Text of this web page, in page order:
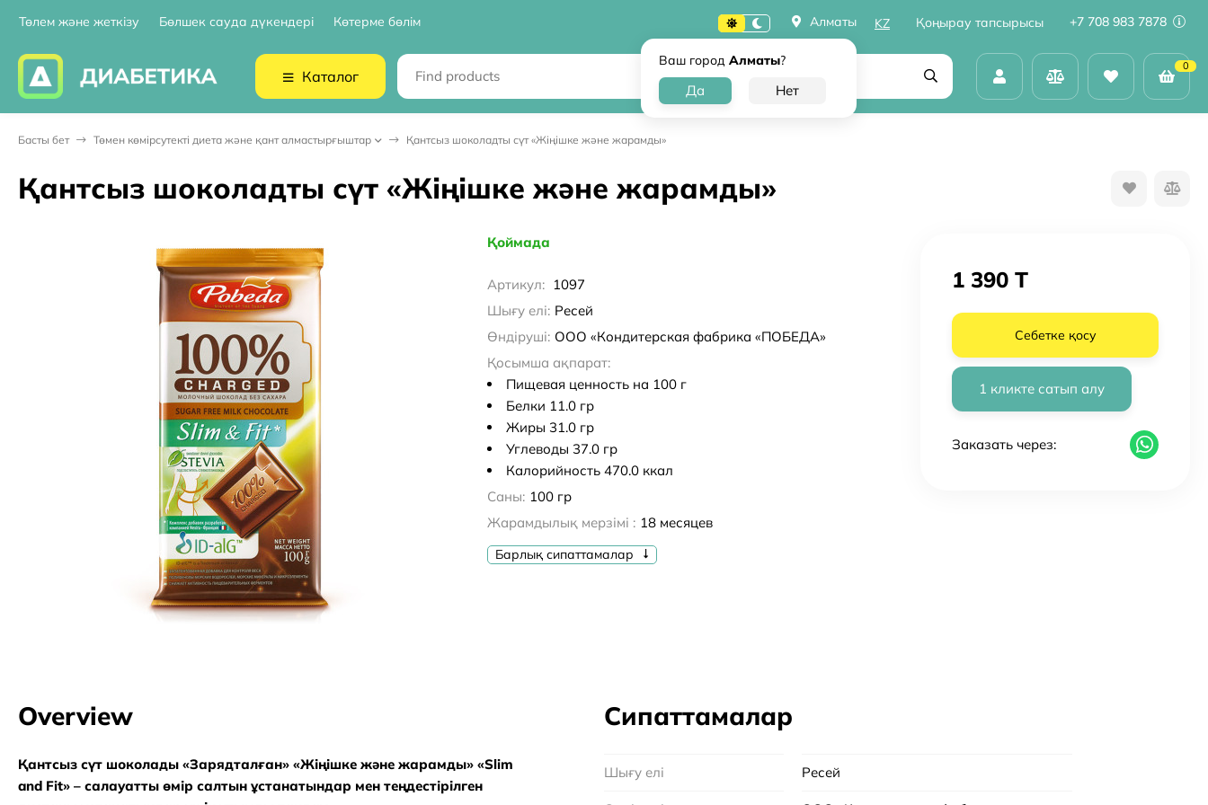
Төлем және жеткізу Бөлшек сауда дүкендері Көтерме бөлім Алматы
Ваш город Алматы?
KZ Қоңырау тапсырысы +7 708 983 7878
Каталог
0
Басты бет Төмен көмірсутекті диета және қант алмастырғыштар Қантсыз шоколадты сүт «Жіңішке және жарамды»
Қантсыз шоколадты сүт «Жіңішке және жарамды»
Қоймада
Артикул: 1097
Шығу елі: Ресей
Өндіруші: ООО «Кондитерская фабрика «ПОБЕДА»
Қосымша ақпарат:
Пищевая ценность на 100 г
Белки 11.0 гр
Жиры 31.0 гр
Углеводы 37.0 гр
Калорийность 470.0 ккал
Саны: 100 гр
Жарамдылық мерзімі : 18 месяцев
Барлық сипаттамалар
1 390 T
Себетке қосу
1 кликте сатып алу
Заказать через:
Overview
Қантсыз сүт шоколады «Зарядталған» «Жіңішке және жарамды» «Slim
and Fit» – салауатты өмір салтын ұстанатындар мен теңдестірілген
Сипаттамалар
Шығу елі Ресей